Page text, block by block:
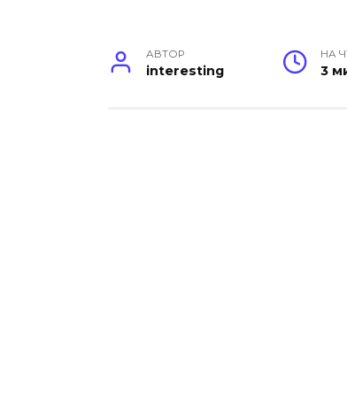
АВТОР
interesting
НА
3